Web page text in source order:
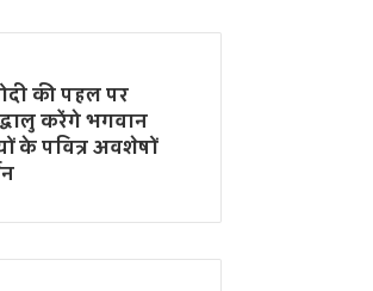
की पहल पर
करेंगे भगवान
के पवित्र अवशेषों